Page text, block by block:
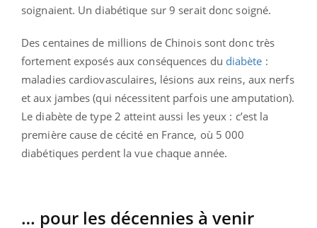
soignaient. Un diabétique sur 9 serait donc soigné.
Des centaines de millions de Chinois sont donc très
fortement exposés aux conséquences du diabète :
maladies cardiovasculaires, lésions aux reins, aux nerfs
et aux jambes (qui nécessitent parfois une amputation).
Le diabète de type 2 atteint aussi les yeux : c’est la
première cause de cécité en France, où 5 000
diabétiques perdent la vue chaque année.
… pour les décennies à venir